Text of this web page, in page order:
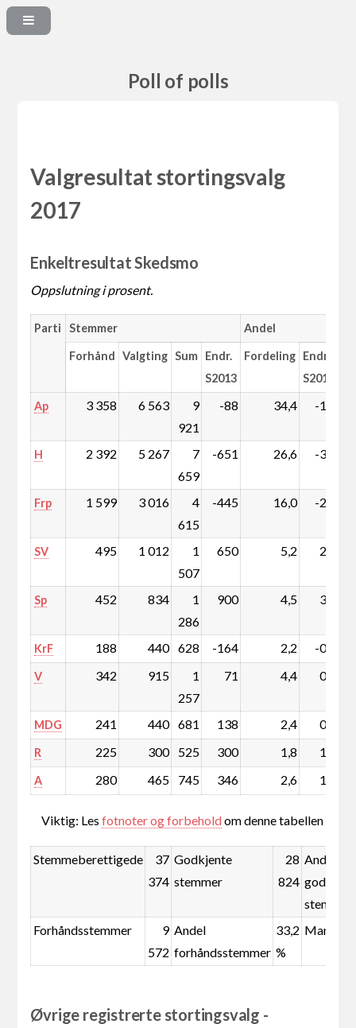
Poll of polls
Valgresultat stortingsvalg
2017
Enkeltresultat Skedsmo
Oppslutning i prosent.
Parti Stemmer Andel
Forhånd Valgting Sum Endr.
S2013
Fordeling Endr.
S2013
Ap 3 358 6 563
9
921
-88 34,4 -1,6
H 2 392 5 267
7
659
-651 26,6 -3,4
Frp 1 599 3 016
4
615
-445 16,0 -2,2
SV 495 1 012
1
507
650 5,2 2,1
Sp 452 834
1
286
900 4,5 3,1
KrF 188 440 628 -164 2,2 -0,7
V 342 915
1
257
71 4,4 0,1
MDG 241 440 681 138 2,4 0,4
R 225 300 525 300 1,8 1,0
A 280 465 745 346 2,6 1,1
Viktig: Lesfotnoter og forbeholdom denne tabellen
Stemmeberettigede
37
374
Godkjente
stemmer
28
824
Andel
stemmer
Forhåndsstemmer
9
572
Andel
forhåndsstemmer
33,2
%
Øvrige registrerte stortingsvalg -